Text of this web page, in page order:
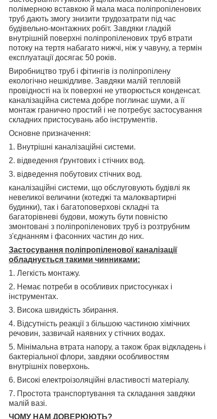
полімерною вставкою й мала маса поліпропіленових
труб дають змогу знизити трудозатрати під час
будівельно-монтажних робіт. Завдяки гладкій
внутрішній поверхні поліпропіленових труб втрати
потоку на тертя набагато нижчі, ніж у чавуну, а термін
експлуатації досягає 50 років.
Виробництво труб і фітингів із поліпропілену
екологічно нешкідливе. Завдяки малій тепловій
провідності на їх поверхні не утворюється конденсат.
каналізаційна система добре поглинає шуми, а її
монтаж гранично простий і не потребує застосування
складних пристосувань або інструментів.
Основне призначення:
1. Внутрішні каналізаційні системи.
2. відведення ґрунтових і стічних вод.
3. відведення побутових стічних вод.
каналізаційні системи, що обслуговують будівлі як
невеликої величини (котеджі та малоквартирні
будинки), так і багатоповерхові складні та
багаторівневі будови, можуть бути повністю
змонтовані з поліпропіленових труб із розтрубним
з'єднанням і фасонних частин до них.
Застосування поліпропіленової каналізації
обладнується такими чинниками:
1. Легкість монтажу.
2. Немає потреби в особливих пристосунках і
інструментах.
3. Висока швидкість збирання.
4. Відсутність реакції з більшою частиною хімічних
речовин, зазвичай наявних у стічних водах.
5. Мінімальна втрата напору, а також брак відкладень і
бактеріальної флори, завдяки особливостям
внутрішніх поверхонь.
6. Високі електроізоляційні властивості матеріалу.
7. Простота транспортування та складання завдяки
малій вазі.
ЧОМУ НАМ ДОВЕРЮЮТЬ?